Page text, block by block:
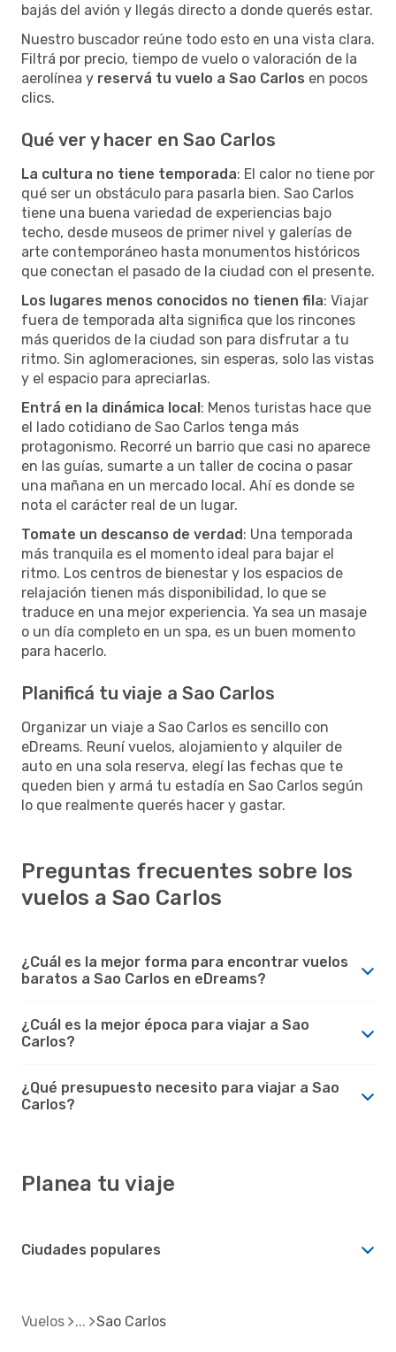
bajás del avión y llegás directo a donde querés estar.
Nuestro buscador reúne todo esto en una vista clara.
Filtrá por precio, tiempo de vuelo o valoración de la
aerolínea y reservá tu vuelo a Sao Carlos en pocos
clics.
Qué ver y hacer en Sao Carlos
La cultura no tiene temporada: El calor no tiene por
qué ser un obstáculo para pasarla bien. Sao Carlos
tiene una buena variedad de experiencias bajo
techo, desde museos de primer nivel y galerías de
arte contemporáneo hasta monumentos históricos
que conectan el pasado de la ciudad con el presente.
Los lugares menos conocidos no tienen fila: Viajar
fuera de temporada alta significa que los rincones
más queridos de la ciudad son para disfrutar a tu
ritmo. Sin aglomeraciones, sin esperas, solo las vistas
y el espacio para apreciarlas.
Entrá en la dinámica local: Menos turistas hace que
el lado cotidiano de Sao Carlos tenga más
protagonismo. Recorré un barrio que casi no aparece
en las guías, sumarte a un taller de cocina o pasar
una mañana en un mercado local. Ahí es donde se
nota el carácter real de un lugar.
Tomate un descanso de verdad: Una temporada
más tranquila es el momento ideal para bajar el
ritmo. Los centros de bienestar y los espacios de
relajación tienen más disponibilidad, lo que se
traduce en una mejor experiencia. Ya sea un masaje
o un día completo en un spa, es un buen momento
para hacerlo.
Planificá tu viaje a Sao Carlos
Organizar un viaje a Sao Carlos es sencillo con
eDreams. Reuní vuelos, alojamiento y alquiler de
auto en una sola reserva, elegí las fechas que te
queden bien y armá tu estadía en Sao Carlos según
lo que realmente querés hacer y gastar.
Preguntas frecuentes sobre los
vuelos a Sao Carlos
¿Cuál es la mejor forma para encontrar vuelos
baratos a Sao Carlos en eDreams?
¿Cuál es la mejor época para viajar a Sao
Carlos?
¿Qué presupuesto necesito para viajar a Sao
Carlos?
Planea tu viaje
Ciudades populares
Vuelos Sao Carlos